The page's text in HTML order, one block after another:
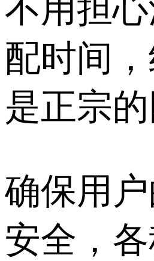
不用担
配时间
是正宗
确保用
安全，